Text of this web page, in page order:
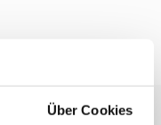
Über Cookies